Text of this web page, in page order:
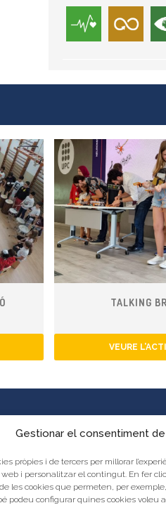
Gestionar el consentiment
pròpies i de tercers per millorar
i personalitzar el contingut. En fer
les cookies que permeten, per
podeu configurar quines cookies voleu
TALKING
VEURE
propostes al Portal d’Activitats
legal